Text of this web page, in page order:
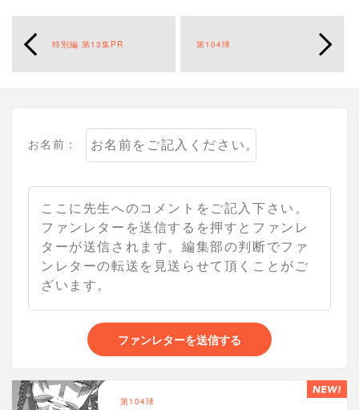
特別編 第13集PR 第104球
お名前：
ファンレターを送信する
第104球